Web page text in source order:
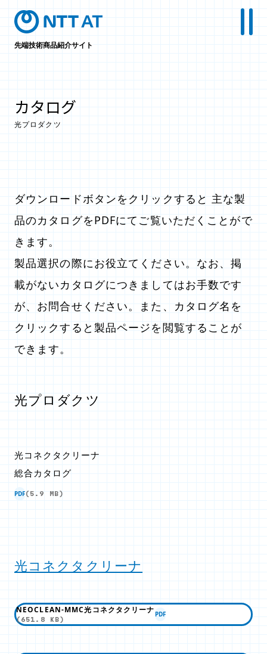
先端技術商品紹介サイト
カタログ
光プロダクツ
ダウンロードボタンをクリックすると 主な製
品のカタログをPDFにてご覧いただくことがで
きます。
製品選択の際にお役立てください。なお、掲
載がないカタログにつきましてはお手数です
が、お問合せください。また、カタログ名を
クリックすると製品ページを閲覧することが
できます。
光プロダクツ
光コネクタクリーナ
総合カタログ
PDF(5.9 MB)
光コネクタクリーナ
NEOCLEAN-MMC光コネクタクリーナ
(651.8 KB)
PDF